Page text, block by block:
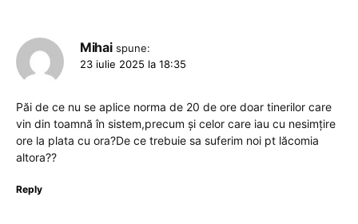
Mihai spune:
23 iulie 2025 la 18:35
Păi de ce nu se aplice norma de 20 de ore doar tinerilor care
vin din toamnă în sistem,precum și celor care iau cu nesimțire
ore la plata cu ora?De ce trebuie sa suferim noi pt lăcomia
altora??
Reply